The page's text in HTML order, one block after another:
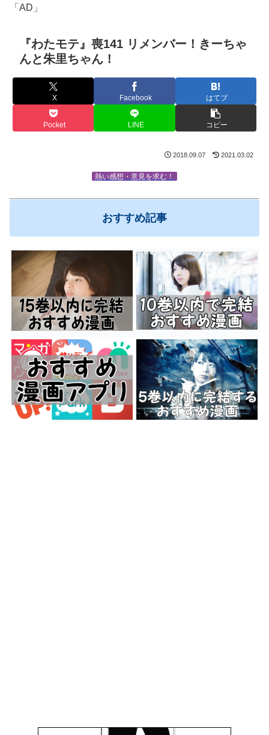
「AD」
『わたモテ』喪141 リメンバー！きーちゃ
んと朱里ちゃん！
X Facebook はてブ
Pocket LINE コピー
2018.09.07 2021.03.02
熱い感想・意見を求む！
おすすめ記事